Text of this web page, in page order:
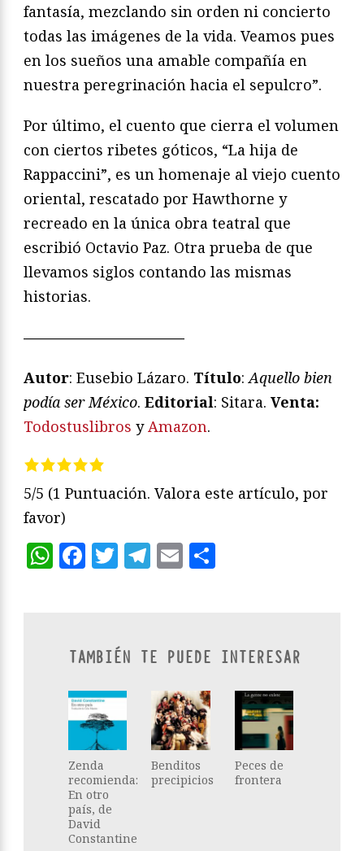
fantasía, mezclando sin orden ni concierto
todas las imágenes de la vida. Veamos pues
en los sueños una amable compañía en
nuestra peregrinación hacia el sepulcro”.
Por último, el cuento que cierra el volumen
con ciertos ribetes góticos, “La hija de
Rappaccini”, es un homenaje al viejo cuento
oriental, rescatado por Hawthorne y
recreado en la única obra teatral que
escribió Octavio Paz. Otra prueba de que
llevamos siglos contando las mismas
historias.
———————————
Autor: Eusebio Lázaro. Título:Aquello bien
podía ser México. Editorial: Sitara. Venta:
Todostuslibros yAmazon.
5/5 (1 Puntuación. Valora este artículo, por
favor)
WhatsApp
Facebook
Twitter
Telegram
Email
TAMBIÉN TE PUEDE INTERESAR
Zenda
recomienda:
En otro
país, de
David
Constantine
Benditos
precipicios
Peces de
frontera